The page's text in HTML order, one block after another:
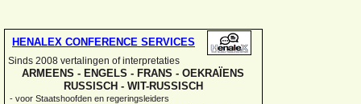
HENALEX CONFERENCE SERVICES
Sinds 2008 vertalingen of interpretaties
ARMEENS - ENGELS - FRANS - OEKRAÏENS
RUSSISCH - WIT-RUSSISCH
- voor Staatshoofden en regeringsleiders